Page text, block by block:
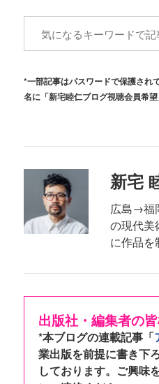
*一部記事はパスワードで保護され
名に「新宅睦仁ブログ視聴会員希望
新宅
広島→福
の現代美
に作品を
出版社・編集者の
*本ブログの連載記事「
業出版を前提に書き下
しております。ご興味